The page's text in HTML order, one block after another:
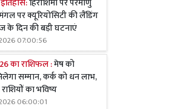
हिरोशिमा पर परमाणु
पर क्यूरियोसिटी की लैंडिंग
दिन की बड़ी घटनाएं
07:00:56
का राशिफल :मेष को
सम्मान, कर्क को धन लाभ,
का भविष्य
06:00:01